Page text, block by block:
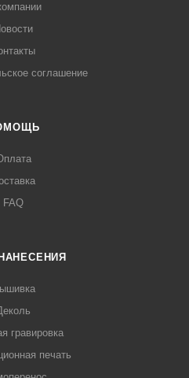
соглашение
FAQ
гравировка
печать